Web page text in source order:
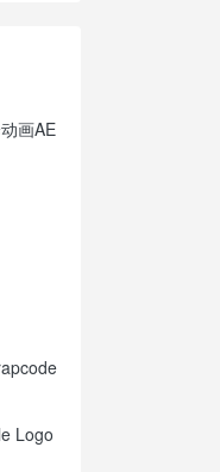
画AE
Logo